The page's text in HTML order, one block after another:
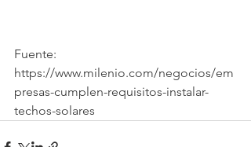
Fuente:
https://www.milenio.com/negocios/em
presas-cumplen-requisitos-instalar-
techos-solares